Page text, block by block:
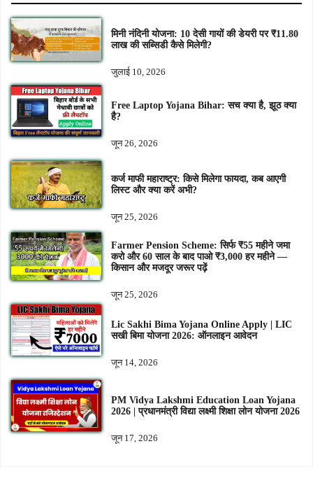
मिनी नंदिनी योजना: 10 देसी गायों की डेयरी पर ₹11.80
लाख की सब्सिडी कैसे मिलेगी?
जुलाई 10, 2026
Free Laptop Yojana Bihar: सच क्या है, झूठ क्या
है?
जून 26, 2026
कर्ज माफी महाराष्ट्र: किसे मिलेगा फायदा, कब आएगी
लिस्ट और क्या करें अभी?
जून 25, 2026
Farmer Pension Scheme: सिर्फ ₹55 महीने जमा
करो और 60 साल के बाद पाओ ₹3,000 हर महीने —
किसान और मजदूर जरूर पढ़ें
जून 25, 2026
Lic Sakhi Bima Yojana Online Apply | LIC
सखी बिमा योजना 2026: ऑनलाइन आवेदन
जून 14, 2026
PM Vidya Lakshmi Education Loan Yojana
2026 | प्रधानमंत्री विद्या लक्ष्मी शिक्षा लोन योजना 2026
जून 17, 2026